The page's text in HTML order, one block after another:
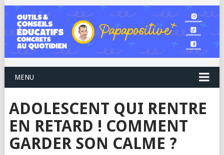
MENU
ADOLESCENT QUI RENTRE
EN RETARD ! COMMENT
GARDER SON CALME ?